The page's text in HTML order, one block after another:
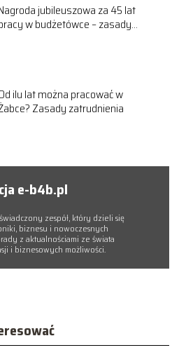
jubileuszowa za 45 lat
w budżetówce – zasady
ilu lat można pracować w
Zasady zatrudnienia
e-b4b.pl
zespół, który dzieli się
biznesu i nowoczesnych
z aktualnościami ze świata
i biznesowych możliwości.